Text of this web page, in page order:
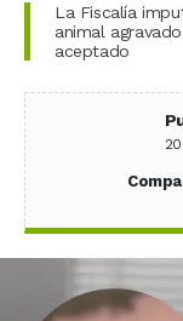
La Fiscalía
animal
aceptado